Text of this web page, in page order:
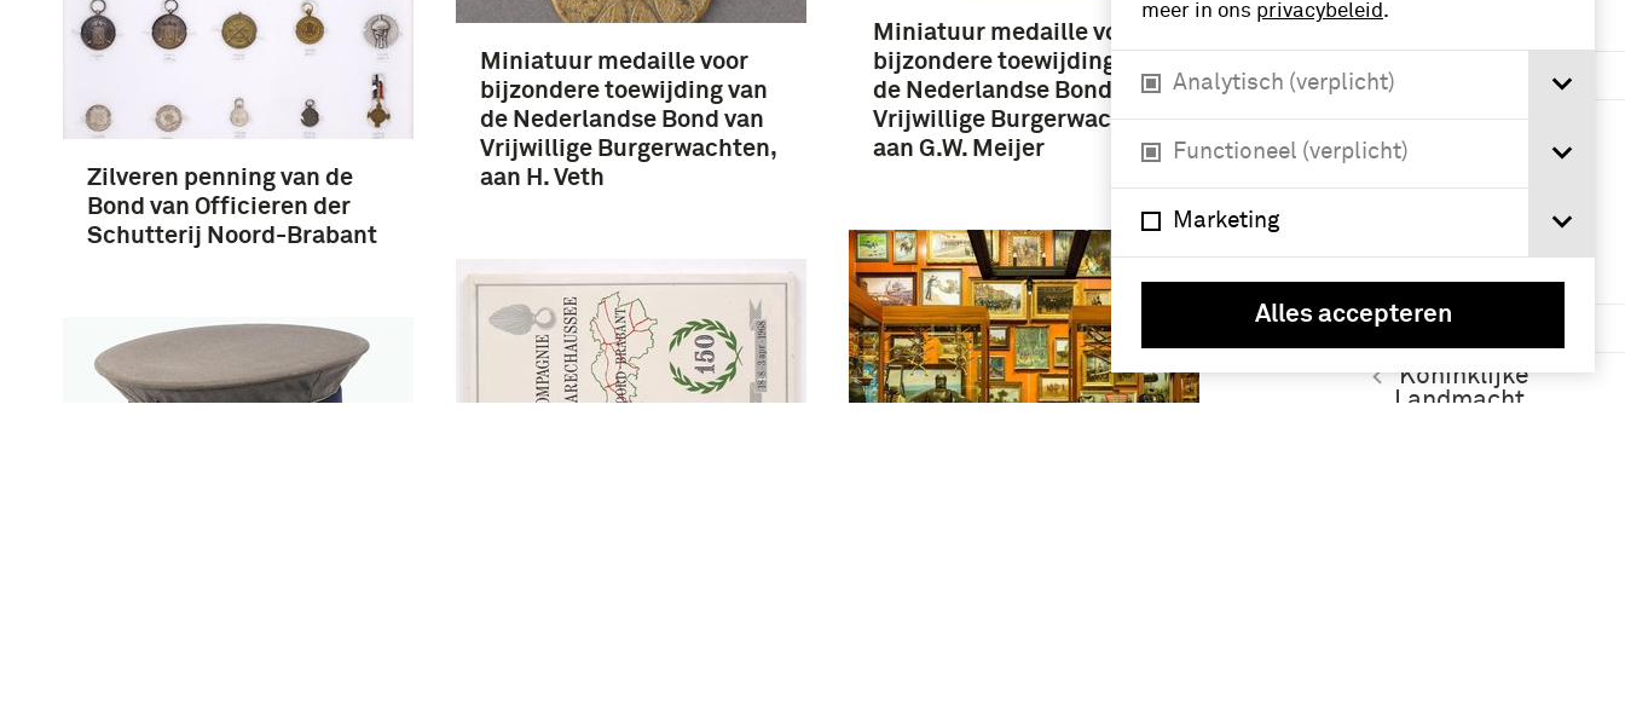
meer in ons privacybeleid.
Analytisch (verplicht)
Functioneel (verplicht)
Marketing
Alles accepteren
chronologie (4)
Eerste
Wereldoorlog
Namen /
instellingen
infanterie (36)
Koninklijke
Landmacht
Zilveren penning van de
Bond van Officieren der
Schutterij Noord-Brabant
Miniatuur medaille voor
bijzondere toewijding van
de Nederlandse Bond van
Vrijwillige Burgerwachten,
aan H. Veth
Miniatuur medaille voor
bijzondere toewijding van
de Nederlandse Bond van
Vrijwillige Burgerwachten,
aan G.W. Meijer